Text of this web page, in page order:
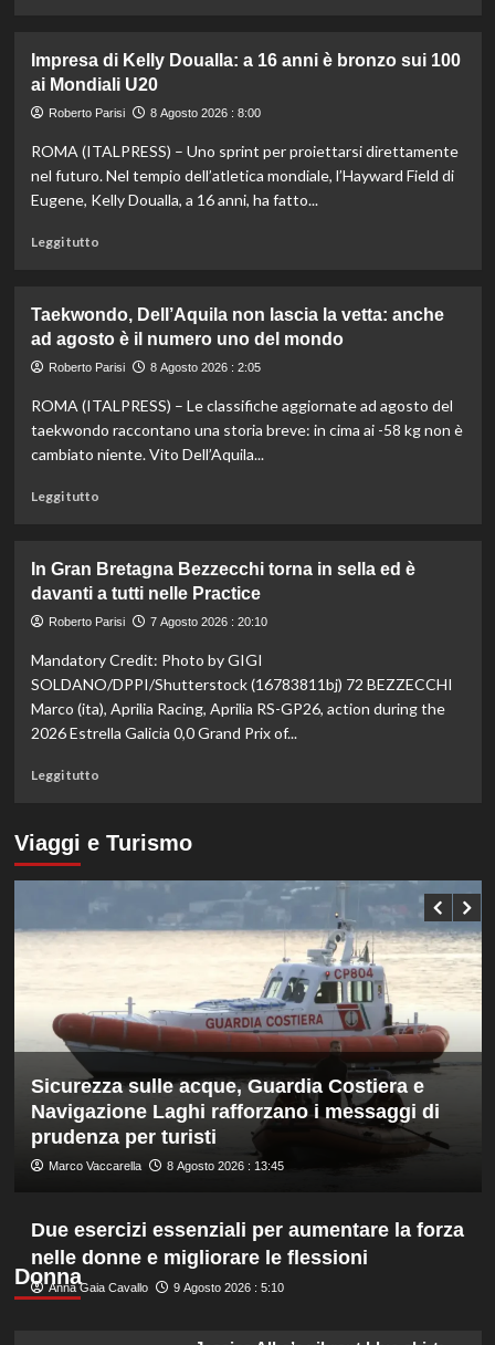
Nuoto
di
fondo,
d’argento
nella
staffetta
Impresa di Kelly Doualla: a 16 anni è bronzo sui 100
ai Mondiali U20
Roberto Parisi 8 Agosto 2026 : 8:00
ROMA (ITALPRESS) – Uno sprint per proiettarsi direttamente
nel futuro. Nel tempio dell’atletica mondiale, l’Hayward Field di
Eugene, Kelly Doualla, a 16 anni, ha fatto...
Leggi tuttoLeggi
Impresa
di
Kelly
a
16
anni
Mondiali
U20
Taekwondo, Dell’Aquila non lascia la vetta: anche
ad agosto è il numero uno del mondo
Roberto Parisi 8 Agosto 2026 : 2:05
ROMA (ITALPRESS) – Le classifiche aggiornate ad agosto del
taekwondo raccontano una storia breve: in cima ai -58 kg non è
cambiato niente. Vito Dell’Aquila...
Leggi tuttoLeggi
Taekwondo,
Dell’Aquila
non
la
vetta:
anche
ad
del
In Gran Bretagna Bezzecchi torna in sella ed è
davanti a tutti nelle Practice
Roberto Parisi 7 Agosto 2026 : 20:10
Mandatory Credit: Photo by GIGI
SOLDANO/DPPI/Shutterstock (16783811bj) 72 BEZZECCHI
Marco (ita), Aprilia Racing, Aprilia RS-GP26, action during the
2026 Estrella Galicia 0,0 Grand Prix of...
Leggi tuttoLeggi
su
Gran
Bezzecchi
torna
è
davanti
tutti
nelle
Practice
Viaggi e Turismo
Sicurezza sulle acque, Guardia Costiera e
Navigazione Laghi rafforzano i messaggi di
prudenza per turisti
Marco Vaccarella 8 Agosto 2026 : 13:45
Donna
Due esercizi essenziali per aumentare la forza
nelle donne e migliorare le flessioni
Anna Gaia Cavallo 9 Agosto 2026 : 5:10